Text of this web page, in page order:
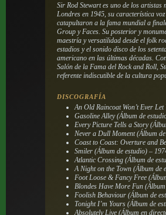
Sir Rod Stewart es uno de los artistas
Londres en 1945, su característica
catapultaron a la fama mundial a
Group y Faces. Su posterior y
maestría y versatilidad desde el folk
estadios y el sonido disco de los
americano en las últimas décadas.
Salón de la Fama del Rock and Roll,
referente indiscutible de la cultura
DISCOGRAFÍA
An Old Raincoat Won’t Ever
Gasoline Alley(Álbum de
Every Picture Tells a Story
Never a Dull Moment(Álbum
Coast to Coast: Overture and
Smiler (Álbum de estudio) –
Atlantic Crossing (Álbum de
A Night on the Town (Álbum de
Foot Loose & Fancy Free
Blondes Have More Fun
Foolish Behaviour (Álbum de
Tonight I’m Yours (Álbum de
Absolutely Live (Álbum en